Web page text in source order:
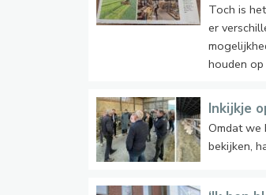
Toch is
er
houden
Inkijkje
Omdat we
bekijken,